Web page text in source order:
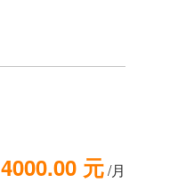
4000.00 元/月